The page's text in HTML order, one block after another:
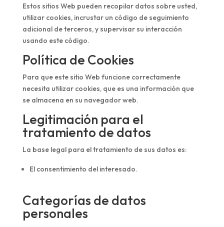
Estos sitios Web pueden recopilar datos sobre usted,
utilizar cookies, incrustar un código de seguimiento
adicional de terceros, y supervisar su interacción
usando este código.
Política de Cookies
Para que este sitio Web funcione correctamente
necesita utilizar cookies, que es una información que
se almacena en su navegador web.
Legitimación para el
tratamiento de datos
La base legal para el tratamiento de sus datos es:
El consentimiento del interesado.
Categorías de datos
personales